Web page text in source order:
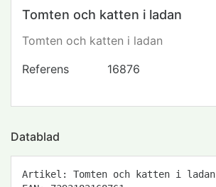
Tomten och katten i ladan
Tomten och katten i ladan
Referens
16876
Datablad
Artikel: Tomten och katten i ladan